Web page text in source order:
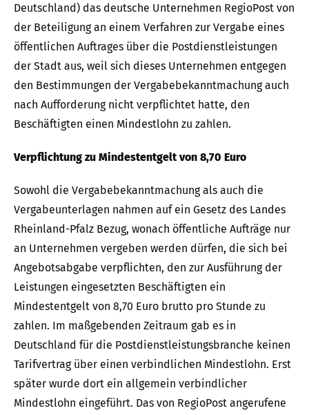
Deutschland) das deutsche Unternehmen RegioPost von
der Beteiligung an einem Verfahren zur Vergabe eines
öffentlichen Auftrages über die Postdienstleistungen
der Stadt aus, weil sich dieses Unternehmen entgegen
den Bestimmungen der Vergabebekanntmachung auch
nach Aufforderung nicht verpflichtet hatte, den
Beschäftigten einen Mindestlohn zu zahlen.
Verpflichtung zu Mindestentgelt von 8,70 Euro
Sowohl die Vergabebekanntmachung als auch die
Vergabeunterlagen nahmen auf ein Gesetz des Landes
Rheinland-Pfalz Bezug, wonach öffentliche Aufträge nur
an Unternehmen vergeben werden dürfen, die sich bei
Angebotsabgabe verpflichten, den zur Ausführung der
Leistungen eingesetzten Beschäftigten ein
Mindestentgelt von 8,70 Euro brutto pro Stunde zu
zahlen. Im maßgebenden Zeitraum gab es in
Deutschland für die Postdienstleistungsbranche keinen
Tarifvertrag über einen verbindlichen Mindestlohn. Erst
später wurde dort ein allgemein verbindlicher
Mindestlohn eingeführt. Das von RegioPost angerufene